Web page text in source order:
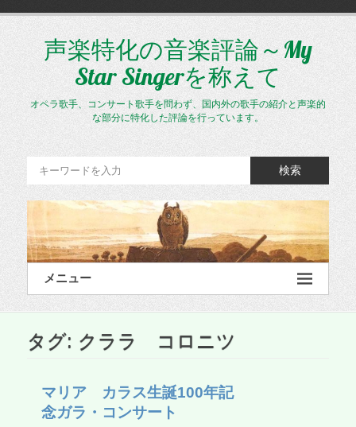
ス
声楽特化の音楽評論～My
Star Singerを称えて
オペラ歌手、コンサート歌手を問わず、国内外の歌手の紹介と声楽的
な部分に特化した評論を行っています。
検索
メニュー
タグ: クララ コロニツ
マリア カラス生誕100年記
念ガラ・コンサート